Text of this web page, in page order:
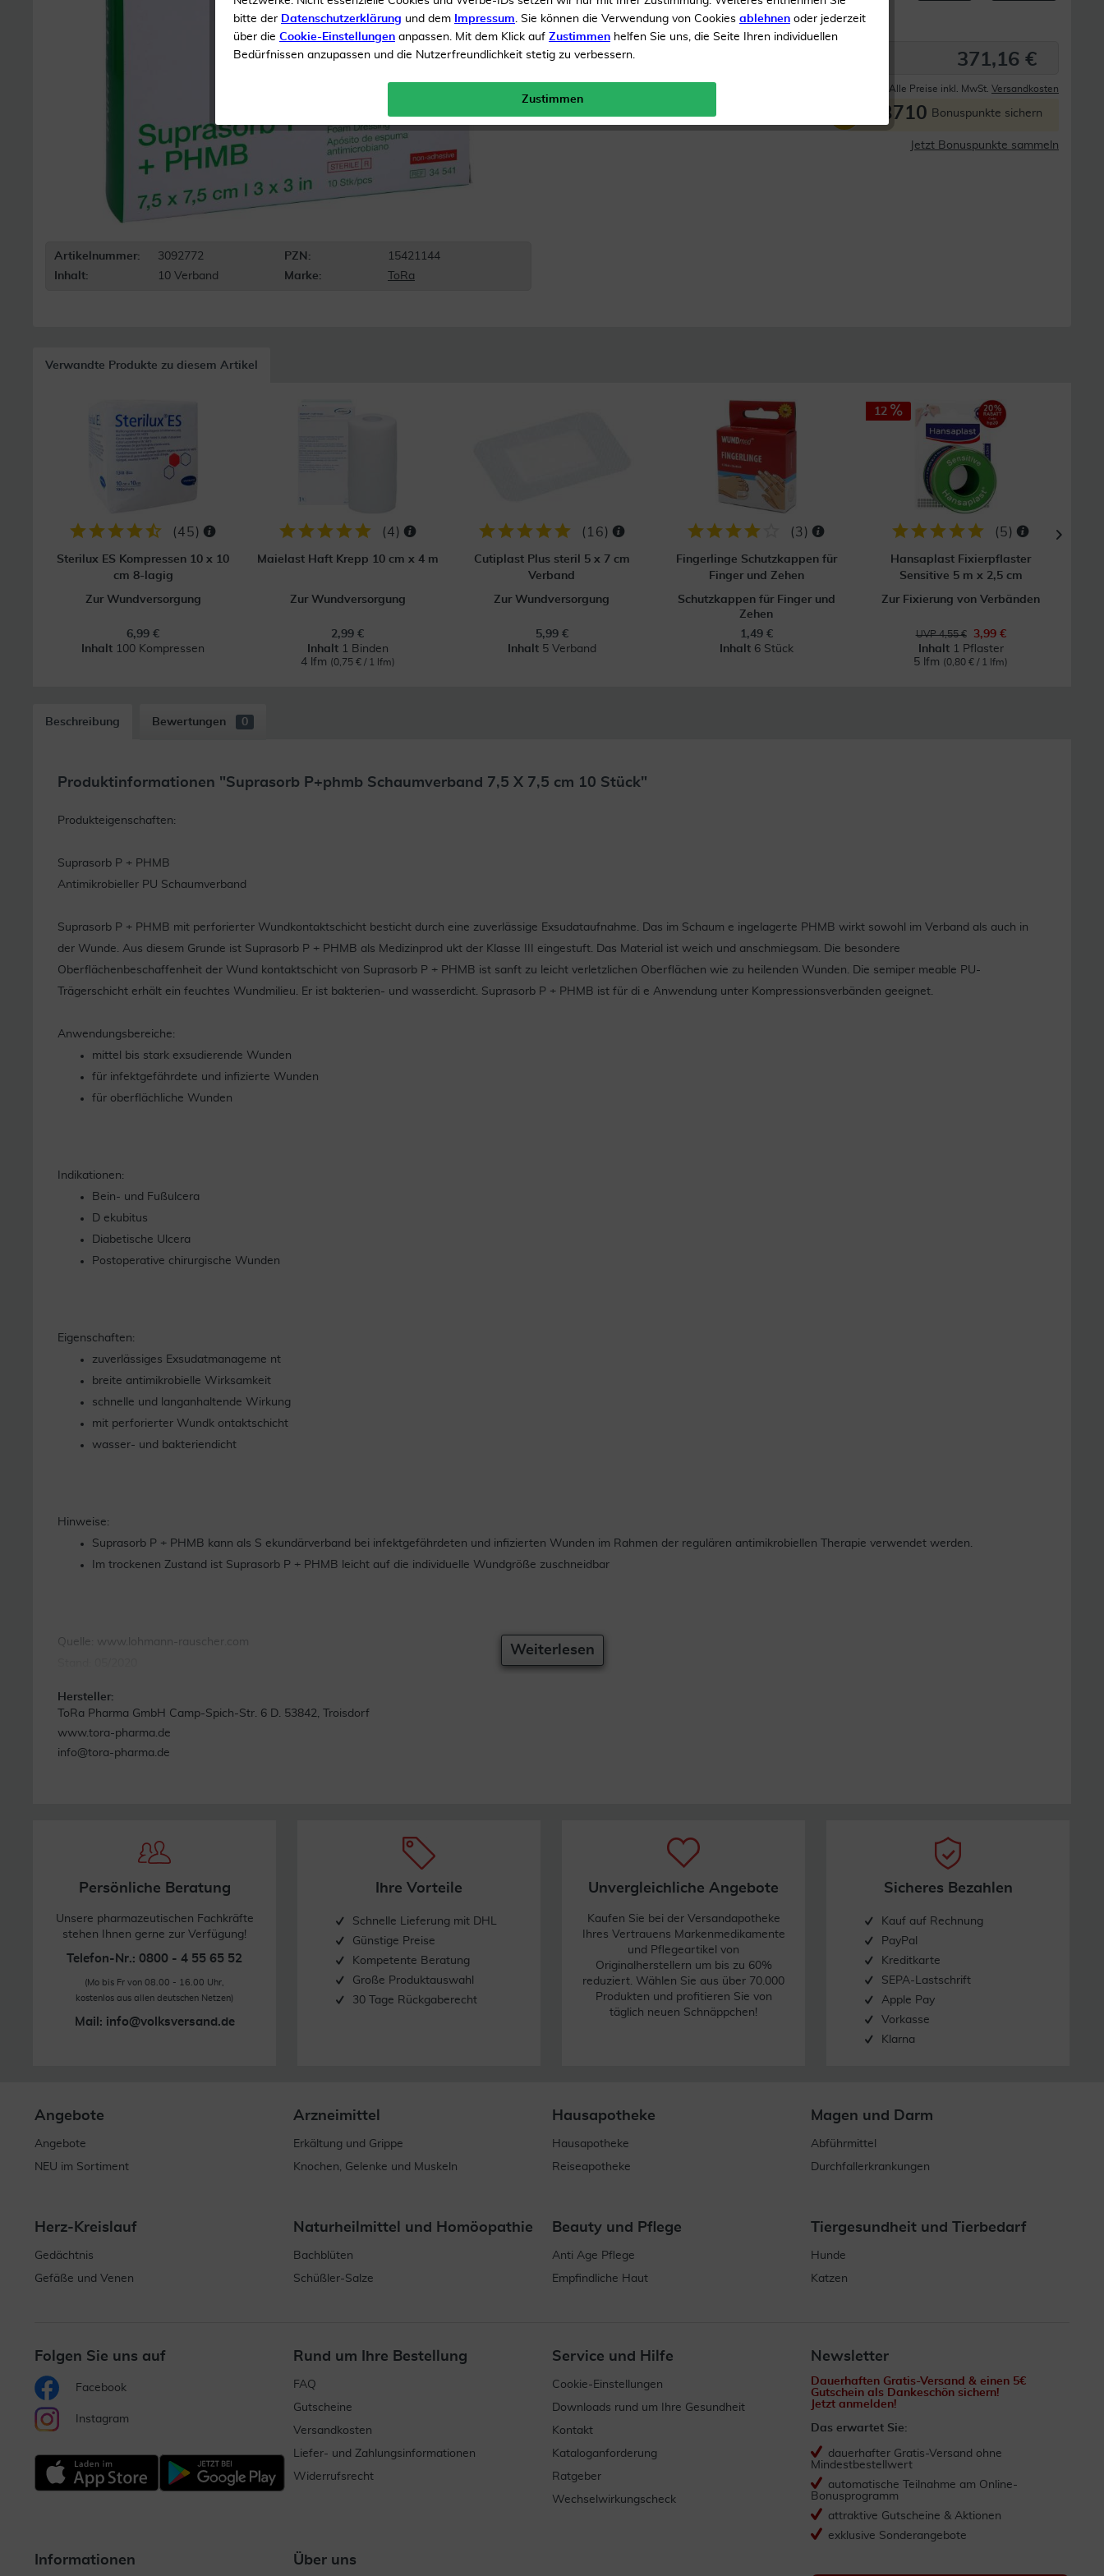
Zur Wundversorgung
Artikelnummer: 3092772 PZN:
15421144
Inhalt:
10 Verband Marke: ToRa
Inhalt 10 Verband 371,16 €
Alle Preise inkl. MwSt. Versandkosten
3710 Bonuspunkte sichern
Jetzt Bonuspunkte sammeln
Verwandte Produkte zu diesem Artikel
(45)
Sterilux ES Kompressen 10 x 10
cm 8-lagig
Zur Wundversorgung
6,99 €
Inhalt 100 Kompressen
(4)
Maielast Haft Krepp 10 cm x 4 m
Zur Wundversorgung
2,99 €
Inhalt 1 Binden
4 lfm (0,75 € / 1 lfm)
( 16)
Cutiplast Plus steril 5 x 7 cm
Verband
Zur Wundversorgung
5,99 €
Inhalt 5 Verband
(3)
Fingerlinge Schutzkappen für
Finger und Zehen
Schutzkappen für Finger und
Zehen
1,49 €
Inhalt 6 Stück
12
(5)
Hansaplast Fixierpflaster
Sensitive 5 m x 2,5 cm
Zur Fixierung von Verbänden
UVP 4,55 €
3,99 €
Inhalt 1 Pflaster
5 lfm (0,80 € / 1 lfm)
Beschreibung Bewertungen 0
Produktinformationen "Suprasorb P+phmb Schaumverband 7,5 X 7,5 cm 10 Stück"
Produkteigenschaften:
Suprasorb P + PHMB
Antimikrobieller PU Schaumverband
Suprasorb P + PHMB mit perforierter Wundkontaktschicht besticht durch eine zuverlässige Exsudataufnahme. Das im Schaum e ingelagerte PHMB wirkt sowohl im Verband als auch in
der Wunde. Aus diesem Grunde ist Suprasorb P + PHMB als Medizinprod ukt der Klasse III eingestuft. Das Material ist weich und anschmiegsam. Die besondere
Oberflächenbeschaffenheit der Wund kontaktschicht von Suprasorb P + PHMB ist sanft zu leicht verletzlichen Oberflächen wie zu heilenden Wunden. Die semiper meable PU-
Trägerschicht erhält ein feuchtes Wundmilieu. Er ist bakterien- und wasserdicht. Suprasorb P + PHMB ist für di e Anwendung unter Kompressionsverbänden geeignet.
Anwendungsbereiche:
mittel bis stark exsudierende Wunden
für infektgefährdete und infizierte Wunden
für oberflächliche Wunden
Indikationen:
Bein- und Fußulcera
D ekubitus
Diabetische Ulcera
Postoperative chirurgische Wunden
Eigenschaften:
zuverlässiges Exsudatmanageme nt
breite antimikrobielle Wirksamkeit
schnelle und langanhaltende Wirkung
mit perforierter Wundk ontaktschicht
wasser- und bakteriendicht
Hinweise:
Suprasorb P + PHMB kann als S ekundärverband bei infektgefährdeten und infizierten Wunden im Rahmen der regulären antimikrobiellen Therapie verwendet werden.
Im trockenen Zustand ist Suprasorb P + PHMB leicht auf die individuelle Wundgröße zuschneidbar
Quelle: www.lohmann-rauscher.com
Weiterlesen
Hersteller:
ToRa Pharma GmbH Camp-Spich-Str. 6 D. 53842, Troisdorf
www.tora-pharma.de
info@tora-pharma.de
Persönliche Beratung
Unsere pharmazeutischen Fachkräfte
stehen Ihnen gerne zur Verfügung!
Telefon-Nr.: 0800 - 4 55 65 52
(Mo bis Fr von 08.00 - 16.00 Uhr,
kostenlos aus allen deutschen Netzen)
Mail: info@volksversand.de
Ihre Vorteile
Schnelle Lieferung mit DHL
Günstige Preise
Kompetente Beratung
Große Produktauswahl
30 Tage Rückgaberecht
Unvergleichliche Angebote
Kaufen Sie bei der Versandapotheke
Ihres Vertrauens Markenmedikamente
und Pflegeartikel von
Originalherstellern um bis zu 60%
reduziert. Wählen Sie aus über 70.000
Produkten und profitieren Sie von
täglich neuen Schnäppchen!
Sicheres Bezahlen
Kauf auf Rechnung
PayPal
Kreditkarte
SEPA-Lastschrift
Apple Pay
Vorkasse
Klarna
Angebote
Angebote
NEU im Sortiment
Arzneimittel
Erkältung und Grippe
Knochen, Gelenke und Muskeln
Hausapotheke
Hausapotheke
Reiseapotheke
Magen und Darm
Abführmittel
Durchfallerkrankungen
Herz-Kreislauf
Gedächtnis
Gefäße und Venen
Naturheilmittel und Homöopathie
Bachblüten
Schüßler-Salze
Beauty und Pflege
Anti Age Pflege
Empfindliche Haut
Tiergesundheit und Tierbedarf
Hunde
Katzen
Folgen Sie uns auf
Facebook
Instagram
Rund um Ihre Bestellung
FAQ
Gutscheine
Versandkosten
Liefer- und Zahlungsinformationen
Widerrufsrecht
Service und Hilfe
Cookie-Einstellungen
Downloads rund um Ihre Gesundheit
Kontakt
Kataloganforderung
Ratgeber
Wechselwirkungscheck
Informationen Über uns
Newsletter
Dauerhaften Gratis-Versand & einen 5€
Gutschein als Dankeschön sichern!
Jetzt anmelden!
Das erwartet Sie:
dauerhafter Gratis-Versand ohne
Mindestbestellwert
automatische Teilnahme am Online-
Bonusprogramm
attraktive Gutscheine & Aktionen
exklusive Sonderangebote
bitte der Datenschutzerklärung und dem Impressum. Sie können die Verwendung von Cookies ablehnen oder jederzeit
über die Cookie-Einstellungen anpassen. Mit dem Klick auf Zustimmen helfen Sie uns, die Seite Ihren individuellen
Bedürfnissen anzupassen und die Nutzerfreundlichkeit stetig zu verbessern.
Zustimmen